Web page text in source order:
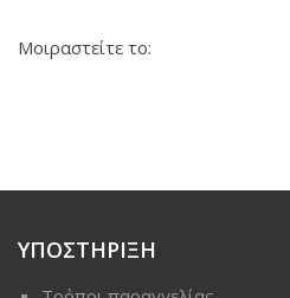
Μοιραστείτε το:
ΥΠΟΣΤΗΡΙΞΗ